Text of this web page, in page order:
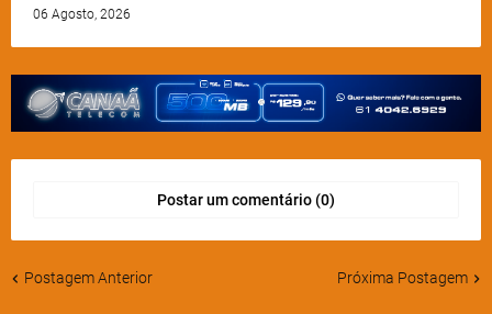
06 Agosto, 2026
Postar um comentário (0)
Postagem Anterior Próxima Postagem